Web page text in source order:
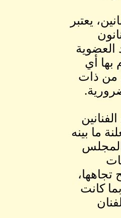
يعتبر
بها أي
من ذات
ما بينه
المجلس
كانت